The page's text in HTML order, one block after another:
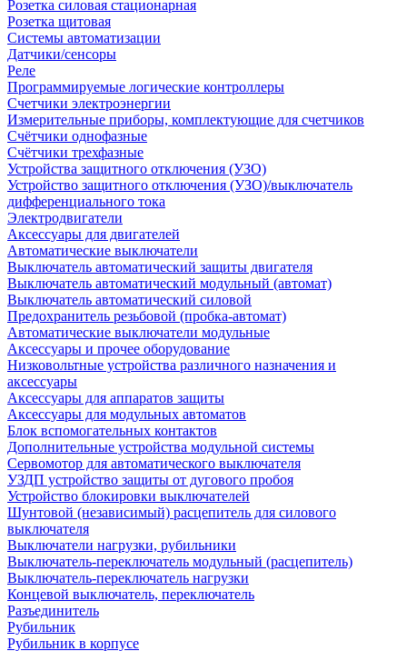
Розетка силовая стационарная
Розетка щитовая
Системы автоматизации
Датчики/сенсоры
Реле
Программируемые логические контроллеры
Счетчики электроэнергии
Измерительные приборы, комплектующие для счетчиков
Счётчики однофазные
Счётчики трехфазные
Устройства защитного отключения (УЗО)
Устройство защитного отключения (УЗО)/выключатель
дифференциального тока
Электродвигатели
Аксессуары для двигателей
Автоматические выключатели
Выключатель автоматический защиты двигателя
Выключатель автоматический модульный (автомат)
Выключатель автоматический силовой
Предохранитель резьбовой (пробка-автомат)
Автоматические выключатели модульные
Аксессуары и прочее оборудование
Низковольтные устройства различного назначения и
аксессуары
Аксессуары для аппаратов защиты
Аксессуары для модульных автоматов
Блок вспомогательных контактов
Дополнительные устройства модульной системы
Сервомотор для автоматического выключателя
УЗДП устройство защиты от дугового пробоя
Устройство блокировки выключателей
Шунтовой (независимый) расцепитель для силового
выключателя
Выключатели нагрузки, рубильники
Выключатель-переключатель модульный (расцепитель)
Выключатель-переключатель нагрузки
Концевой выключатель, переключатель
Разъединитель
Рубильник
Рубильник в корпусе